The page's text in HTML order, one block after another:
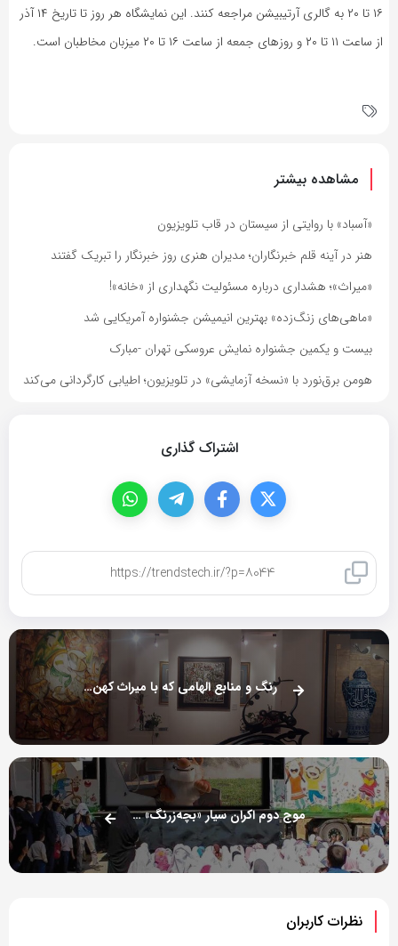
۱۶ تا ۲۰ به گالری آرتیبیشن مراجعه کنند. این نمایشگاه هر روز تا تاریخ ۱۴ آذر
از ساعت ۱۱ تا ۲۰ و روزهای جمعه از ساعت ۱۶ تا ۲۰ میزبان مخاطبان است.
مشاهده بیشتر
«آسباد» با روایتی از سیستان در قاب تلویزیون
هنر در آینه قلم خبرنگاران؛ مدیران هنری روز خبرنگار را تبریک گفتند
«میراث»؛ هشداری درباره مسئولیت نگهداری از «خانه»!
«ماهی‌های زنگ‌زده» بهترین انیمیشن جشنواره آمریکایی شد
بیست و یکمین جشنواره نمایش عروسکی تهران -مبارک
هومن برق‌نورد با «نسخه آزمایشی» در تلویزیون؛ اطیابی کارگردانی می‌کند
اشتراک گذاری
رنگ و منابع الهامی که با میراث کهن گره خوردند
موج دوم اکران سیار «بچه‌زرنگ» به راه افتاد
نظرات کاربران